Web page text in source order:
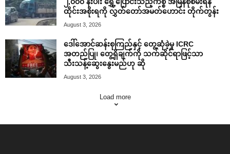
ထိုင်းအစိုးရကို လွှတ်တော်အမတ်ဟောင်း တိုက်တွန်း
August 3, 2026
ဒေါ်အောင်ဆန်းစုကြည်နှင့် တွေ့ဆုံခဲ့မှု ICRC
အတည်ပြု၊ တွေ့ရှိချက်ကို သက်ဆိုင်ရာဖြင့်သာ
သီးသန့်ဆွေးနွေးမည်ဟု ဆို
August 3, 2026
Load more